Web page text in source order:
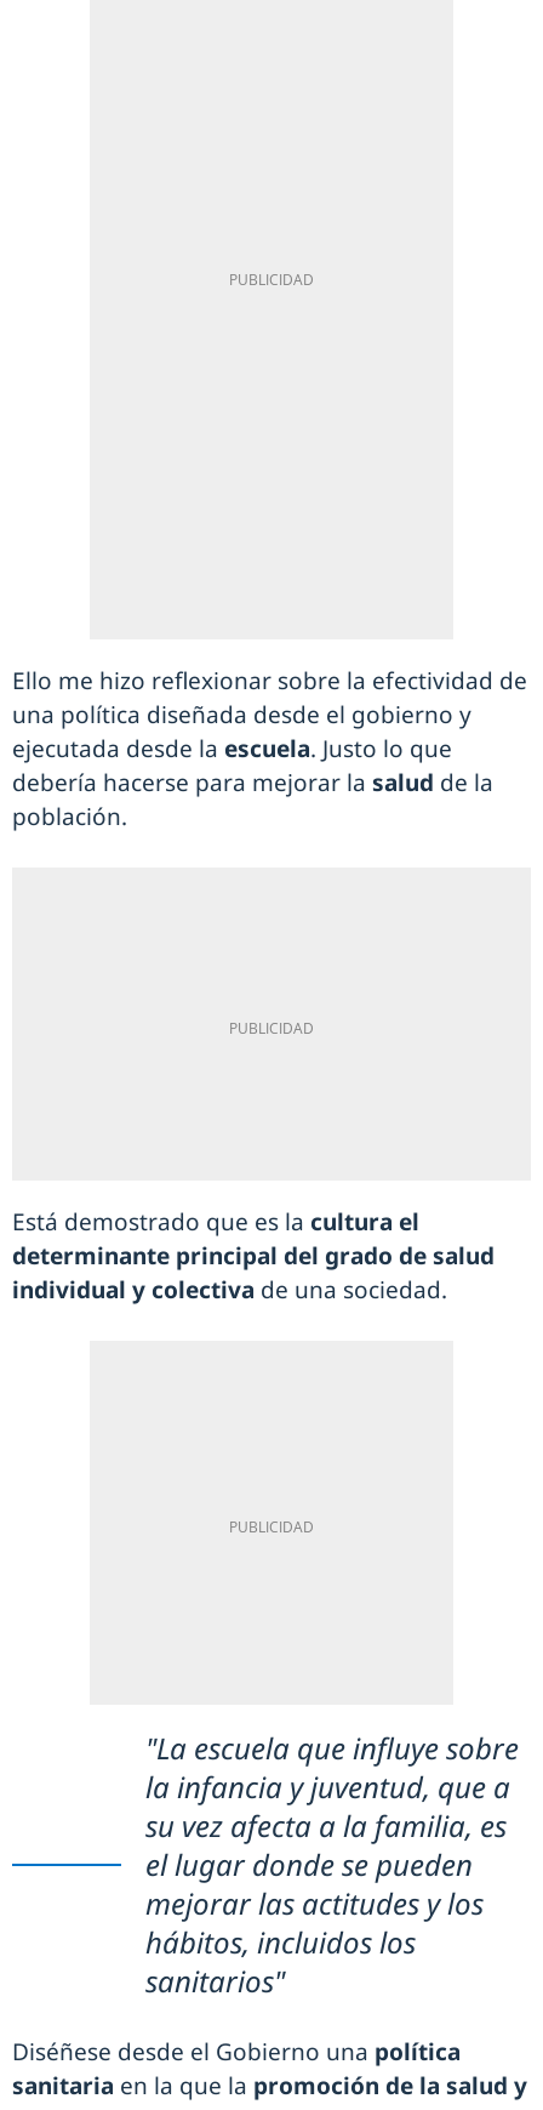
Ello me hizo reflexionar sobre la efectividad de
una política diseñada desde el gobierno y
ejecutada desde la escuela. Justo lo que
debería hacerse para mejorar la salud de la
población.
Está demostrado que es la cultura el
determinante principal del grado de salud
individual y colectiva de una sociedad.
"La escuela que influye sobre
la infancia y juventud, que a
su vez afecta a la familia, es
el lugar donde se pueden
mejorar las actitudes y los
hábitos, incluidos los
sanitarios"
Diséñese desde el Gobierno una política
sanitaria en la que la promoción de la salud y